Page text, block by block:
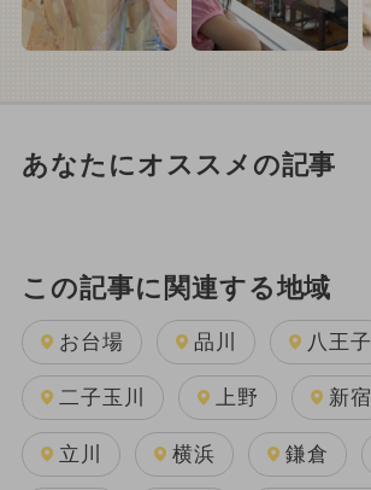
あなたにオススメの記事
この記事に関連する地域
お台場 品川 八王子
二子玉川 上野 新宿
立川 横浜 鎌倉